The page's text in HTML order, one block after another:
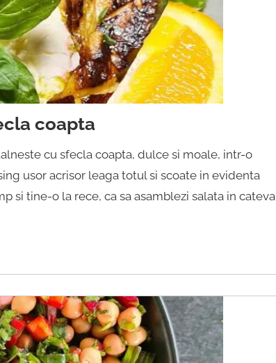
coapta
cu sfecla coapta, dulce si moale, intr-o
usor acrisor leaga totul si scoate in evidenta
si tine-o la rece, ca sa asamblezi salata in cateva